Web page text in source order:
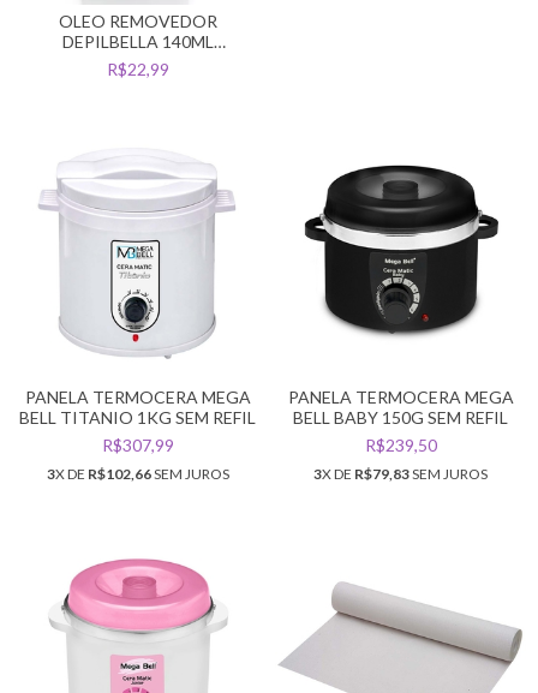
OLEO REMOVEDOR
DEPILBELLA 140ML
ALGODAO
R$22,99
PANELA TERMOCERA MEGA
BELL TITANIO 1KG SEM REFIL
R$307,99
3X DE R$102,66SEM JUROS
PANELA TERMOCERA MEGA
BELL BABY 150G SEM REFIL
R$239,50
3X DE R$79,83SEM JUROS